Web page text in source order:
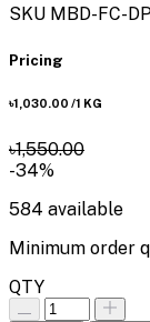
SKU MBD-FC-
Pricing
৳1,030.00 /1 KG
৳1,550.00
-34%
584 available
Minimum order
QTY